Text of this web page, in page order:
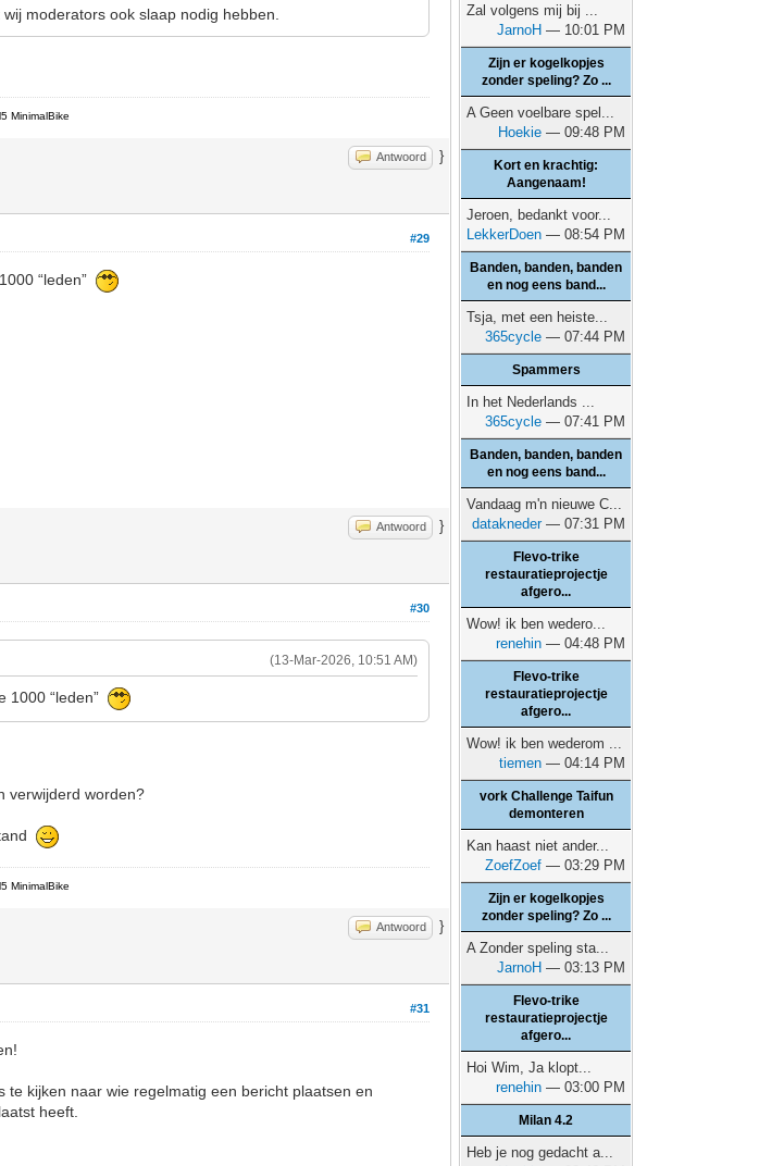
moderators ook slaap nodig hebben.
MinimalBike
Antwoord }
#29
“leden”
Antwoord }
#30
(13-Mar-2026, 10:51 AM)
1000 “leden”
verwijderd worden?
MinimalBike
Antwoord }
#31
kijken naar wie regelmatig een bericht plaatsen en
heeft.
Zal volgens mij bij ...
JarnoH — 10:01 PM
Zijn er kogelkopjes
zonder speling? Zo ...
A Geen voelbare spel...
Hoekie — 09:48 PM
Kort en krachtig:
Aangenaam!
Jeroen, bedankt voor...
LekkerDoen — 08:54 PM
Banden, banden, banden
en nog eens band...
Tsja, met een heiste...
365cycle — 07:44 PM
Spammers
In het Nederlands ...
365cycle — 07:41 PM
Banden, banden, banden
en nog eens band...
Vandaag m'n nieuwe C...
datakneder— 07:31 PM
Flevo-trike
restauratieprojectje
afgero...
Wow! ik ben wedero...
renehin — 04:48 PM
Flevo-trike
restauratieprojectje
afgero...
Wow! ik ben wederom ...
tiemen — 04:14 PM
vork Challenge Taifun
demonteren
Kan haast niet ander...
ZoefZoef — 03:29 PM
Zijn er kogelkopjes
zonder speling? Zo ...
A Zonder speling sta...
JarnoH — 03:13 PM
Flevo-trike
restauratieprojectje
afgero...
Hoi Wim, Ja klopt...
renehin — 03:00 PM
Milan 4.2
Heb je nog gedacht a...